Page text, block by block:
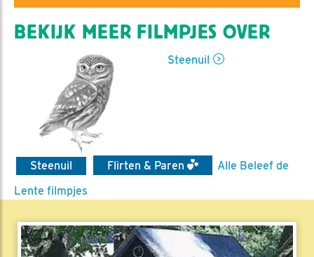
BEKIJK MEER FILMPJES OVER
Steenuil
Steenuil Flirten & Paren
Alle Beleef de
Lente filmpjes